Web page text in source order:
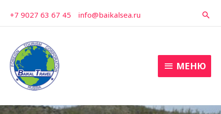
+7 9027 63 67 45 info@baikalsea.ru
МЕНЮ